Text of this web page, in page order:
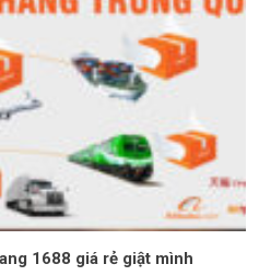
1688 giá rẻ giật mình